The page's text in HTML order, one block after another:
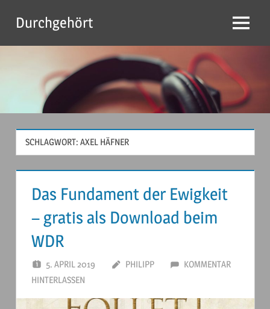
Inhalt
springen
Durchgehört Menu
SCHLAGWORT: AXEL HÄFNER
Das Fundament der Ewigkeit
– gratis als Download beim
WDR
5. APRIL 2019 PHILIPP
KOMMENTAR
HINTERLASSEN